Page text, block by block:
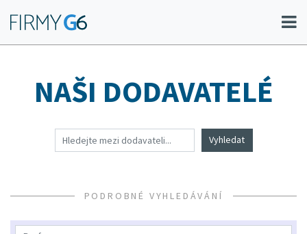
NAŠI DODAVATELÉ
Vyhledat
PODROBNÉ VYHLEDÁVÁNÍ